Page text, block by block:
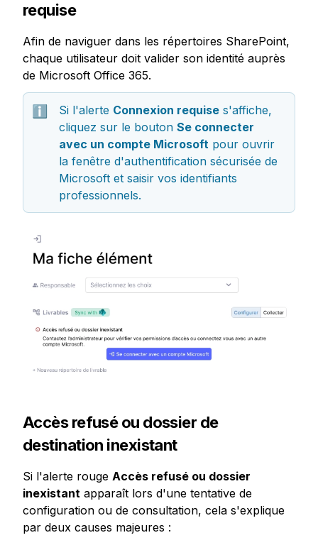
requise
Afin de naviguer dans les répertoires SharePoint,
chaque utilisateur doit valider son identité auprès
ℹ️ Si l'alerte Connexion requise s'affiche,
cliquez sur le bouton Se connecter
avec un compte Microsoft pour ouvrir
la fenêtre d'authentification sécurisée de
Microsoft et saisir vos identifiants
professionnels.
Accès refusé ou dossier de
destination inexistant
Si l'alerte rouge Accès refusé ou dossier
inexistant apparaît lors d'une tentative de
configuration ou de consultation, cela s'explique
par deux causes majeures :